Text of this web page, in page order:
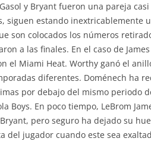
y Bryant fueron una pareja
estando inextricablemente
son colocados los números
a las finales. En el caso de
el Miami Heat. Worthy ganó el
diferentes. Doménech ha
por debajo del mismo periodo
Boys. En poco tiempo, LeBrom
pero seguro ha dejado su
jugador cuando este sea